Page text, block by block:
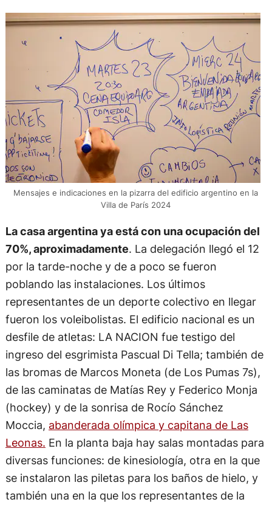
Mensajes e indicaciones en la pizarra del edificio argentino en la
Villa de París 2024
La casa argentina ya está con una ocupación del
70%, aproximadamente. La delegación llegó el 12
por la tarde-noche y de a poco se fueron
poblando las instalaciones. Los últimos
representantes de un deporte colectivo en llegar
fueron los voleibolistas. El edificio nacional es un
desfile de atletas: LA NACION fue testigo del
ingreso del esgrimista Pascual Di Tella; también de
las bromas de Marcos Moneta (de Los Pumas 7s),
de las caminatas de Matías Rey y Federico Monja
(hockey) y de la sonrisa de Rocío Sánchez
Moccia, abanderada olímpica y capitana de Las
Leonas. En la planta baja hay salas montadas para
diversas funciones: de kinesiología, otra en la que
se instalaron las piletas para los baños de hielo, y
también una en la que los representantes de la